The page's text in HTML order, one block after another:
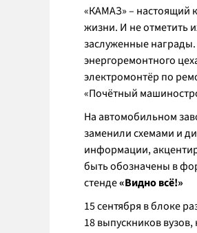
«КАМАЗ» – настоящий
жизни. И не отметить
заслуженные
энергоремонтного
электромонтёр по
«Почётный
На автомобильном
заменили схемами и
информации,
быть обозначены в
стенде«Видно всё!»
15 сентября в блоке
18 выпускников